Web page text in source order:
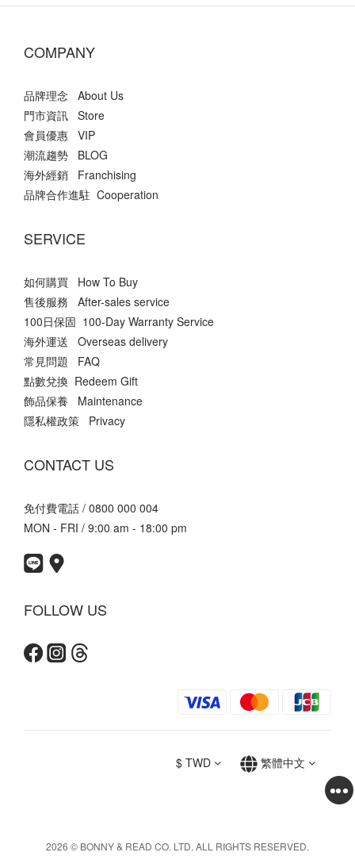
COMPANY
品牌理念 About Us
門市資訊 Store
會員優惠 VIP
潮流趨勢 BLOG
海外經銷 Franchising
品牌合作進駐 Cooperation
SERVICE
如何購買 How To Buy
售後服務 After-sales service
100日保固 100-Day Warranty Service
海外運送 Overseas delivery
常見問題 FAQ
點數兌換 Redeem Gift
飾品保養 Maintenance
隱私權政策 Privacy
CONTACT US
免付費電話 / 0800 000 004
MON - FRI / 9:00 am - 18:00 pm
FOLLOW US
$ TWD 繁體中文
2026 © BONNY & READ CO. LTD. ALL RIGHTS RESERVED.